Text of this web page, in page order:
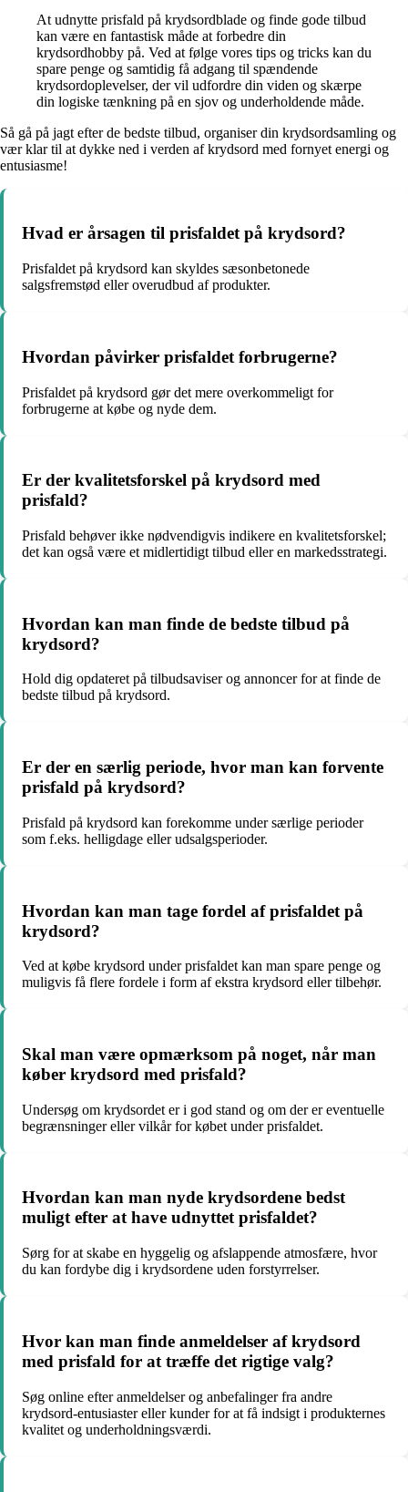
At udnytte prisfald på krydsordblade og finde gode tilbud
kan være en fantastisk måde at forbedre din
krydsordhobby på. Ved at følge vores tips og tricks kan du
spare penge og samtidig få adgang til spændende
krydsordoplevelser, der vil udfordre din viden og skærpe
din logiske tænkning på en sjov og underholdende måde.
Så gå på jagt efter de bedste tilbud, organiser din krydsordsamling og
vær klar til at dykke ned i verden af krydsord med fornyet energi og
entusiasme!
Hvad er årsagen til prisfaldet på krydsord?
Prisfaldet på krydsord kan skyldes sæsonbetonede
salgsfremstød eller overudbud af produkter.
Hvordan påvirker prisfaldet forbrugerne?
Prisfaldet på krydsord gør det mere overkommeligt for
forbrugerne at købe og nyde dem.
Er der kvalitetsforskel på krydsord med
prisfald?
Prisfald behøver ikke nødvendigvis indikere en kvalitetsforskel;
det kan også være et midlertidigt tilbud eller en markedsstrategi.
Hvordan kan man finde de bedste tilbud på
krydsord?
Hold dig opdateret på tilbudsaviser og annoncer for at finde de
bedste tilbud på krydsord.
Er der en særlig periode, hvor man kan forvente
prisfald på krydsord?
Prisfald på krydsord kan forekomme under særlige perioder
som f.eks. helligdage eller udsalgsperioder.
Hvordan kan man tage fordel af prisfaldet på
krydsord?
Ved at købe krydsord under prisfaldet kan man spare penge og
muligvis få flere fordele i form af ekstra krydsord eller tilbehør.
Skal man være opmærksom på noget, når man
køber krydsord med prisfald?
Undersøg om krydsordet er i god stand og om der er eventuelle
begrænsninger eller vilkår for købet under prisfaldet.
Hvordan kan man nyde krydsordene bedst
muligt efter at have udnyttet prisfaldet?
Sørg for at skabe en hyggelig og afslappende atmosfære, hvor
du kan fordybe dig i krydsordene uden forstyrrelser.
Hvor kan man finde anmeldelser af krydsord
med prisfald for at træffe det rigtige valg?
Søg online efter anmeldelser og anbefalinger fra andre
krydsord-entusiaster eller kunder for at få indsigt i produkternes
kvalitet og underholdningsværdi.